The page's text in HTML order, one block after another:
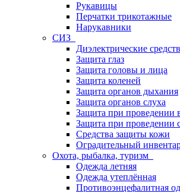
Рукавицы
Перчатки трикотажные
Нарукавники
СИЗ
Диэлектрические
Защита глаз
Защита головы и лица
Защита коленей
Защита органов дыхания
Защита органов слуха
Защита при проведении
Защита при проведении
Средства защиты кожи
Оградительный
Охота, рыбалка, туризм
Одежда летняя
Одежда утеплённая
Противоэнцефалитная